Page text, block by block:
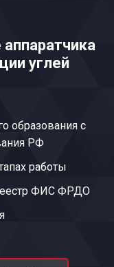
углей
образования с
РФ
работы
ФИС ФРДО